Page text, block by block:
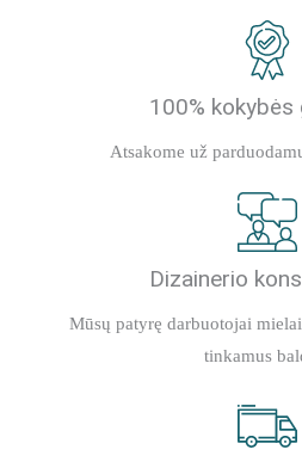
100% kokybės
Atsakome už
Dizainerio
Mūsų patyrę darbuotojai
tinkamus